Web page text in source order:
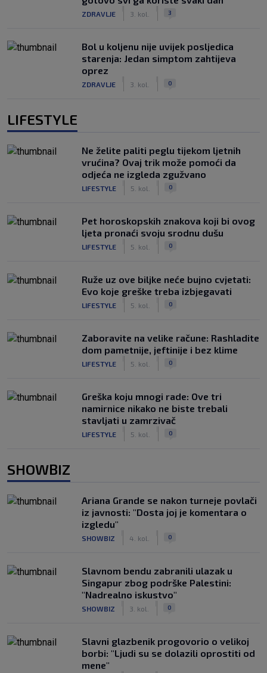
ZDRAVLJE 3. kol. 3
Bol u koljenu nije uvijek posljedica
starenja: Jedan simptom zahtijeva
oprez
ZDRAVLJE 3. kol. 0
LIFESTYLE
Ne želite paliti peglu tijekom ljetnih
vrućina? Ovaj trik može pomoći da
odjeća ne izgleda zgužvano
LIFESTYLE 5. kol. 0
Pet horoskopskih znakova koji bi ovog
ljeta pronaći svoju srodnu dušu
LIFESTYLE 5. kol. 0
Ruže uz ove biljke neće bujno cvjetati:
Evo koje greške treba izbjegavati
LIFESTYLE 5. kol. 0
Zaboravite na velike račune: Rashladite
dom pametnije, jeftinije i bez klime
LIFESTYLE 5. kol. 0
Greška koju mnogi rade: Ove tri
namirnice nikako ne biste trebali
stavljati u zamrzivač
LIFESTYLE 5. kol. 0
SHOWBIZ
Ariana Grande se nakon turneje povlači
iz javnosti: "Dosta joj je komentara o
izgledu"
SHOWBIZ 4. kol. 0
Slavnom bendu zabranili ulazak u
Singapur zbog podrške Palestini:
"Nadrealno iskustvo"
SHOWBIZ 3. kol. 0
Slavni glazbenik progovorio o velikoj
borbi: "Ljudi su se dolazili oprostiti od
mene"